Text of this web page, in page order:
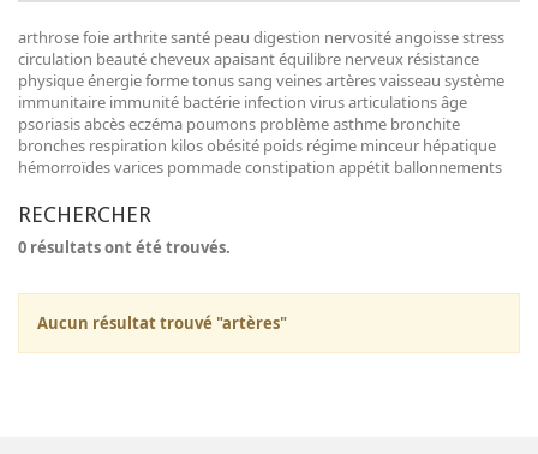
arthrosefoiearthritesanté peau digestion nervositéangoissestress
circulation beautécheveuxapaisantéquilibre nerveux résistance
physiqueénergieformetonussang veinesartèresvaisseau système
immunitaire immunité bactérie infection virusarticulationsâge
psoriasisabcèseczéma poumons problèmeasthme bronchite
bronches respiration kilosobésité poids régime minceur hépatique
hémorroïdesvarices pommadeconstipation appétit ballonnements
RECHERCHER
0 résultats ont été trouvés.
Aucun résultat trouvé "artères"